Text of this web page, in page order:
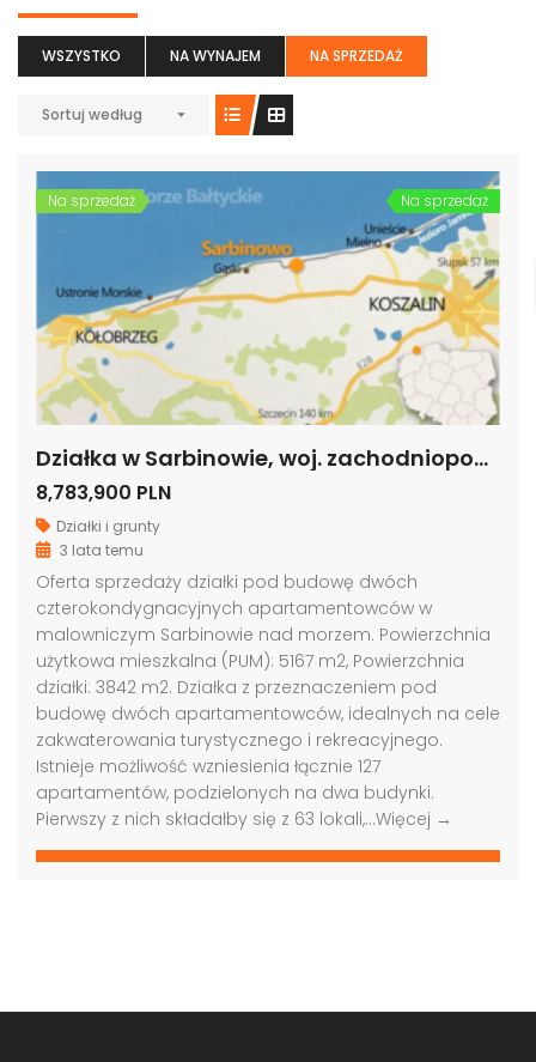
WSZYSTKO NA WYNAJEM NA SPRZEDAŻ
Sortuj według
Na sprzedaż Na sprzedaż
Działka w Sarbinowie, woj. zachodniopomorskie
8,783,900 PLN
Działki i grunty
3 lata temu
Oferta sprzedaży działki pod budowę dwóch
czterokondygnacyjnych apartamentowców w
malowniczym Sarbinowie nad morzem. Powierzchnia
użytkowa mieszkalna (PUM): 5167 m2, Powierzchnia
działki: 3842 m2. Działka z przeznaczeniem pod
budowę dwóch apartamentowców, idealnych na cele
zakwaterowania turystycznego i rekreacyjnego.
Istnieje możliwość wzniesienia łącznie 127
apartamentów, podzielonych na dwa budynki.
Pierwszy z nich składałby się z 63 lokali,…Więcej →
Grunt pod biurowiec, akademik, hotel, Warszawa
PLN
Grunt pod budowę, blisko metra, Warszawa
4,000,000 PLN